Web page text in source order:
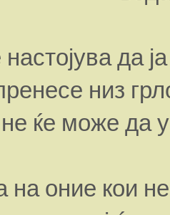
настојува да
низ
ќе може да
на оние кои